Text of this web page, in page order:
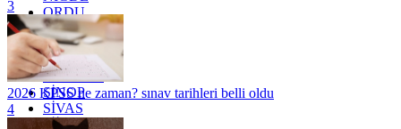
ORDU
OSMANİYE
RİZE
SAKARYA
SAMSUN
SİNOP
SİVAS
SİİRT
3
2026 KPSS ne zaman? sınav tarihleri belli oldu
4